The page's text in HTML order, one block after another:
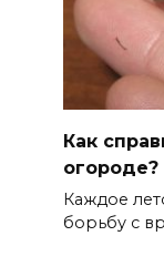
Как
огороде?
Каждое
борьбу с